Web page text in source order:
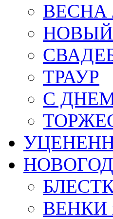
ВЕСНА
ТРАУР
С
ВЕНКИ